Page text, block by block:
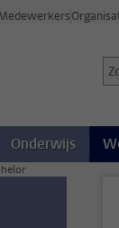
Onderwijs